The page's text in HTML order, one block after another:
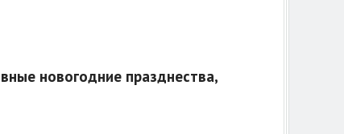
новогодние празднества,